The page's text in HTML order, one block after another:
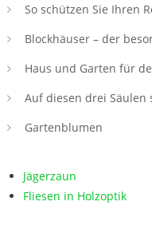
So schützen Sie Ihren
Blockhäuser – der
Haus und Garten für
Auf diesen drei Säulen
Gartenblumen
Jägerzaun
Fliesen in Holzoptik